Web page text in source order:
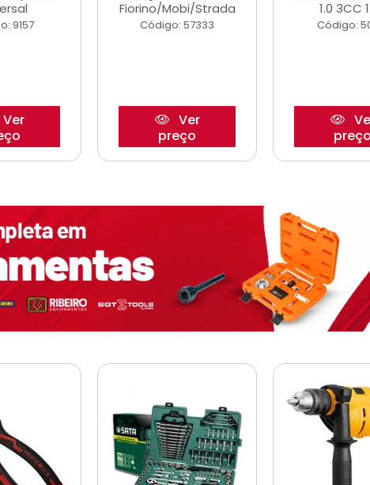
9157
Ver
Fiorino/Mobi/Strada
Código: 57333
Ver
preço
1.0 3CC
Código:
preço